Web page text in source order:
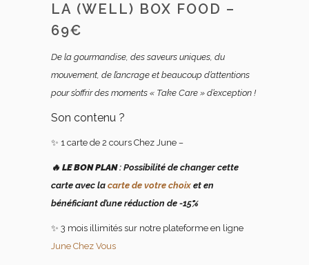
LA (WELL) BOX FOOD –
69€
De la gourmandise, des saveurs uniques, du
mouvement, de l’ancrage et beaucoup d’attentions
pour s’offrir des moments « Take Care » d’exception !
Son contenu ?
✨ 1 carte de 2 cours Chez June –
🔥 LE BON PLAN: Possibilité de changer cette
carte avec la carte de votre choix et en
bénéficiant d’une réduction de -15%
✨ 3 mois illimités sur notre plateforme en ligne
June Chez Vous